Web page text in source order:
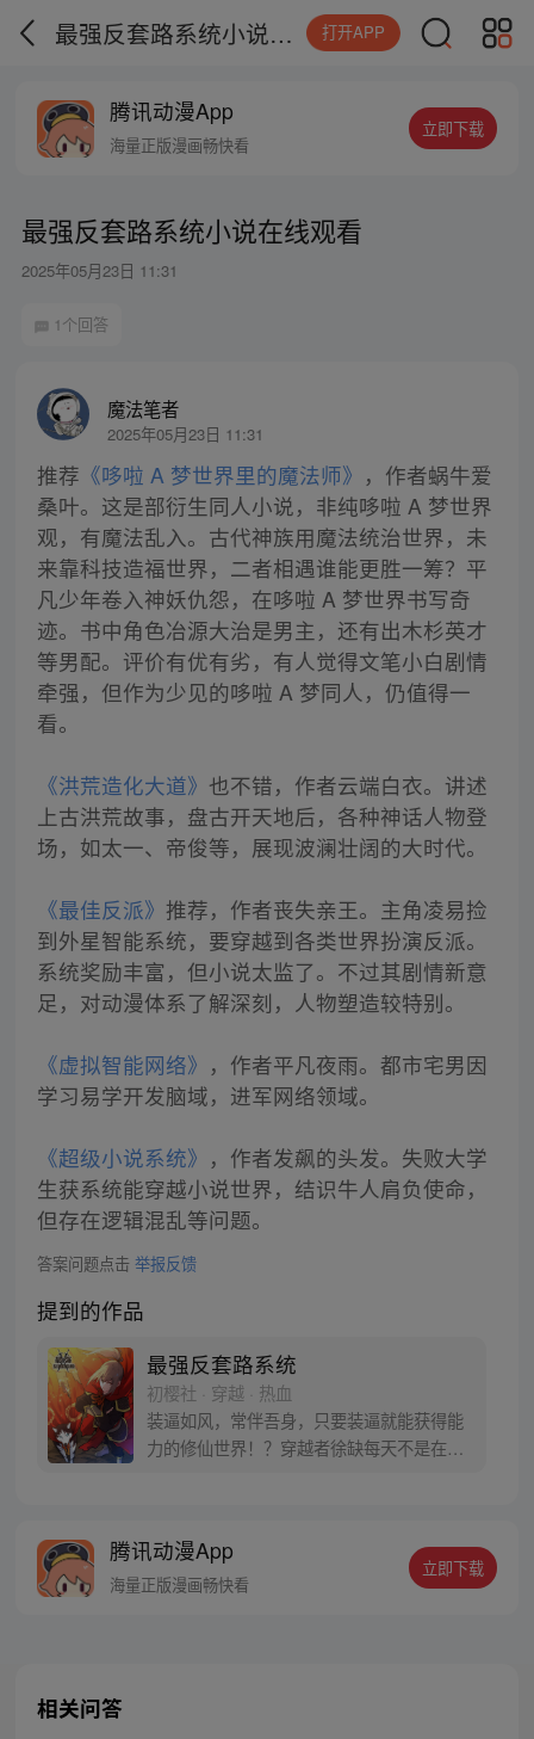
最强反套路系统小说在线观看 打开APP
腾讯动漫App
海量正版漫画畅快看
立即下载
最强反套路系统小说在线观看
2025年05月23日 11:31
1个回答
魔法笔者
2025年05月23日 11:31
推荐 《哆啦 A 梦世界里的魔法师》 ，作者蜗牛爱
桑叶。这是部衍生同人小说，非纯哆啦 A 梦世界
观，有魔法乱入。古代神族用魔法统治世界，未
来靠科技造福世界，二者相遇谁能更胜一筹？平
凡少年卷入神妖仇怨，在哆啦 A 梦世界书写奇
迹。书中角色冶源大治是男主，还有出木杉英才
等男配。评价有优有劣，有人觉得文笔小白剧情
牵强，但作为少见的哆啦 A 梦同人，仍值得一
看。
《洪荒造化大道》 也不错，作者云端白衣。讲述
上古洪荒故事，盘古开天地后，各种神话人物登
场，如太一、帝俊等，展现波澜壮阔的大时代。
《最佳反派》 推荐，作者丧失亲王。主角凌易捡
到外星智能系统，要穿越到各类世界扮演反派。
系统奖励丰富，但小说太监了。不过其剧情新意
足，对动漫体系了解深刻，人物塑造较特别。
《虚拟智能网络》 ，作者平凡夜雨。都市宅男因
学习易学开发脑域，进军网络领域。
《超级小说系统》 ，作者发飙的头发。失败大学
生获系统能穿越小说世界，结识牛人肩负使命，
但存在逻辑混乱等问题。
答案问题点击 举报反馈
提到的作品
最强反套路系统
初樱社 · 穿越 · 热血
装逼如风，常伴吾身，只要装逼就能获得能
力的修仙世界！？穿越者徐缺每天不是在装
腾讯动漫App
海量正版漫画畅快看
立即下载
相关问答